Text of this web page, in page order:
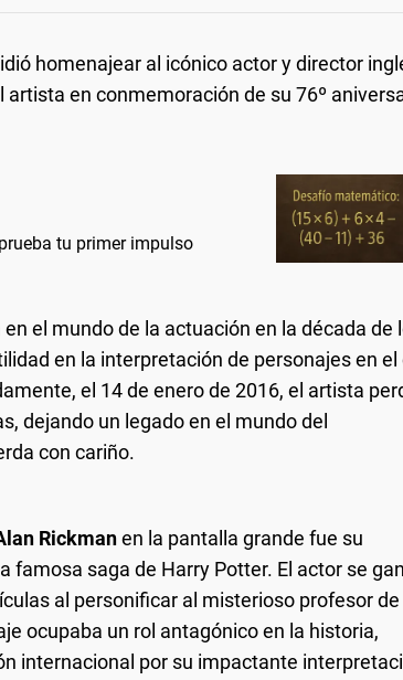
homenajear al icónico actor y director
artista en conmemoración de su 76º
tu primer impulso
el mundo de la actuación en la década de
en la interpretación de personajes en el
el 14 de enero de 2016, el artista
dejando un legado en el mundo del
con cariño.
Rickmanen la pantalla grande fue su
famosa saga de Harry Potter. El actor se
al personificar al misterioso profesor de
ocupaba un rol antagónico en la historia,
internacional por su impactante